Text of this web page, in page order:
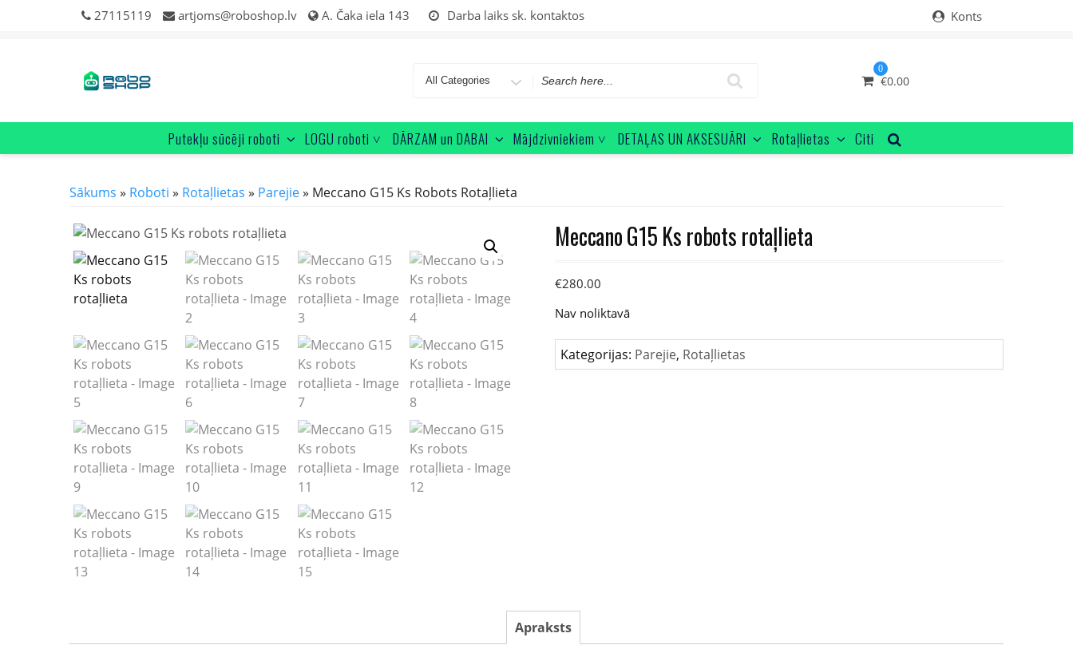
27115119 artjoms@roboshop.lv A. Čaka iela 143 Darba laiks sk. kontaktos Konts
Search
0
€0.00
Putekļu sūcēji roboti LOGU roboti ˅ DĀRZAM un DABAI Mājdzivniekiem ˅ DETAĻAS UN AKSESUĀRI Rotaļlietas Citi
Sākums » Roboti » Rotaļlietas » Parejie» Meccano G15 Ks Robots Rotaļlieta
Meccano G15 Ks robots rotaļlieta
€280.00
Nav noliktavā
Kategorijas: Parejie, Rotaļlietas
Apraksts